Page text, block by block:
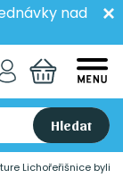
nad
Hledat
Lichořeřišnice